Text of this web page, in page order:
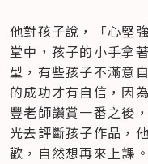
他對孩子說，「心堅
堂中，孩子的小手拿
型，有些孩子不滿意
的成功才有自信，因
豐老師讚賞一番之後
光去評斷孩子作品，
歡，自然想再來上課。